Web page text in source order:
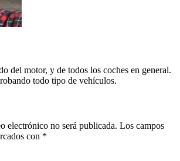
del motor, y de todos los coches en general.
todo tipo de vehículos.
electrónico no será publicada. Los campos
con *